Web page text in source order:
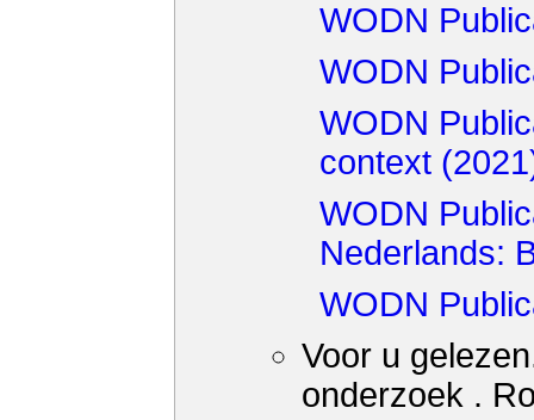
WODN
WODN
WODN
context
WODN
Nederlands:
WODN
Voor u
onderzoek .